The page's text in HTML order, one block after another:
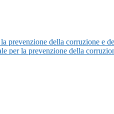
prevenzione della corruzione e
per la prevenzione della